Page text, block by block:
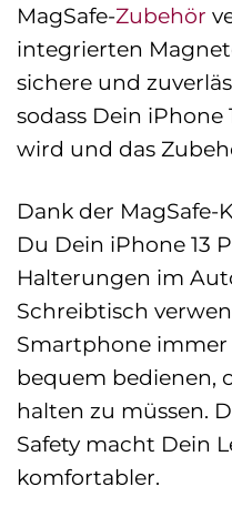
MagSafe-Zubehör
integrierten
sichere und
sodass Dein
wird und das
Dank der
Du Dein iPhone 13
Halterungen im
Schreibtisch
Smartphone
bequem bedienen,
halten zu müssen.
Safety macht Dein
komfortabler.